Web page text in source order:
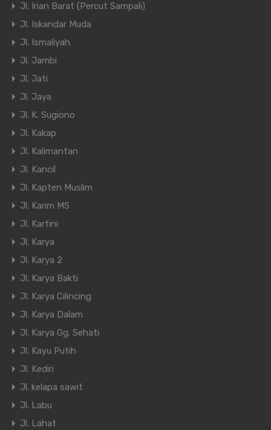
Jl. Irian Barat (Percut Sampali)
Jl. Iskandar Muda
Jl. Ismaliyah
Jl. Jambi
Jl. Jati
Jl. Jaya
Jl. K. Sugiono
Jl. Kakap
Jl. Kalimantan
Jl. Kancil
Jl. Kapten Muslim
Jl. Karim MS
Jl. Kartini
Jl. Karya
Jl. Karya 2
Jl. Karya Bakti
Jl. Karya Cilincing
Jl. Karya Dalam
Jl. Karya Gg. Sehati
Jl. Kayu Putih
Jl. Kediri
Jl. kelapa sawit
Jl. Labu
Jl. Lahat